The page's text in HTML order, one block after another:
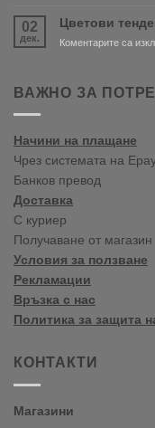
02
дек.
Цветови
Коментарите са
ВАЖНО ЗА
Начини на плащане
Чрез системата на
Банков превод
Доставка
С куриер
Получаване от магазин
Условия за ползване
Рекламации
Връзка с нас
Политика за защита
КОНТАКТИ
Магазини